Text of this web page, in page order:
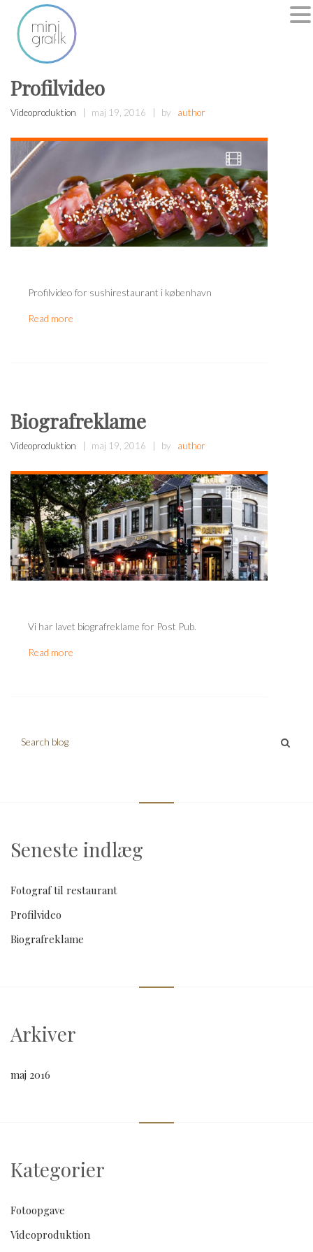
Profilvideo
Videoproduktion maj 19, 2016 by author
Profilvideo for sushirestaurant i københavn
Read more
Biografreklame
Videoproduktion maj 19, 2016 by author
Vi har lavet biografreklame for Post Pub.
Read more
Search blog
Seneste indlæg
Fotograf til restaurant
Profilvideo
Biografreklame
Arkiver
maj 2016
Kategorier
Fotoopgave
Videoproduktion